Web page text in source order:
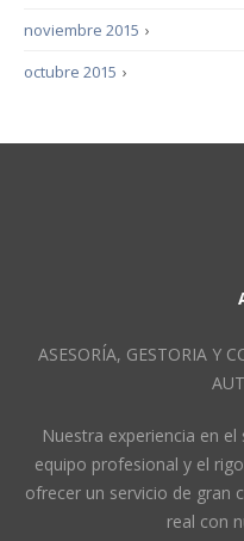
›
noviembre 2015
›
octubre 2015
ASESORÍA, GESTORIA Y
Nuestra experiencia en
equipo profesional y el
ofrecer un servicio de gran
real con